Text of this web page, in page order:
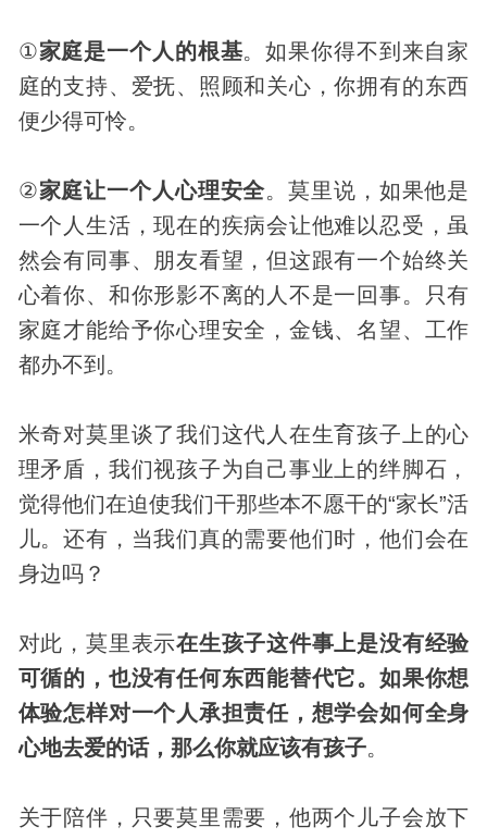
①家庭是一个人的根基。如果你得不到来自家
庭的支持、爱抚、照顾和关心，你拥有的东西
便少得可怜。
②家庭让一个人心理安全。莫里说，如果他是
一个人生活，现在的疾病会让他难以忍受，虽
然会有同事、朋友看望，但这跟有一个始终关
心着你、和你形影不离的人不是一回事。只有
家庭才能给予你心理安全，金钱、名望、工作
都办不到。
米奇对莫里谈了我们这代人在生育孩子上的心
理矛盾，我们视孩子为自己事业上的绊脚石，
觉得他们在迫使我们干那些本不愿干的“家长”活
儿。还有，当我们真的需要他们时，他们会在
身边吗？
对此，莫里表示在生孩子这件事上是没有经验
可循的，也没有任何东西能替代它。如果你想
体验怎样对一个人承担责任，想学会如何全身
心地去爱的话，那么你就应该有孩子。
关于陪伴，只要莫里需要，他两个儿子会放下